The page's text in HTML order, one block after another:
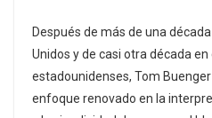
Después de más de una
Unidos y de casi otra década
estadounidenses, Tom
enfoque renovado en la